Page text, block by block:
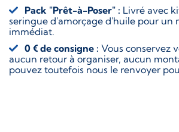
Pack "Prêt-à-Poser" : Livré avec
seringue d'amorçage d'huile pour un
immédiat.
0 € de consigne : Vous conservez
aucun retour à organiser, aucun
pouvez toutefois nous le renvoyer